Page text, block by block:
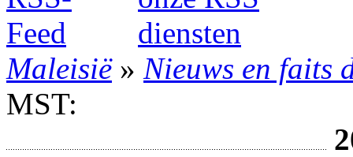
Maleisië» Nieuws en faits
MST: